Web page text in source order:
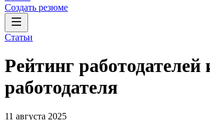
Создать резюме
Статьи
Рейтинг
работодателя
11 августа 2025